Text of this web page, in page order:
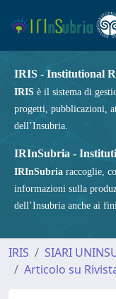
IRIS - Institutional
IRIS è il sistema di
progetti, pubblicazioni,
dell’Insubria.
IRInSubria -
IRInSubria raccoglie,
informazioni sulla
dell’Insubria anche ai
IRIS SIARI
Articolo su